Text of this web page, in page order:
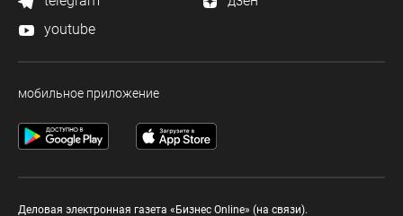
youtube
мобильное приложение
Деловая электронная газета «Бизнес Online» (на связи).